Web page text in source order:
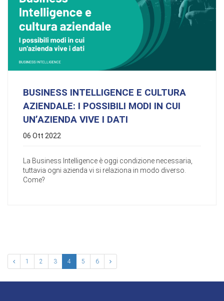
BUSINESS INTELLIGENCE E CULTURA
AZIENDALE: I POSSIBILI MODI IN CUI
UN’AZIENDA VIVE I DATI
06 Ott 2022
La Business Intelligence è oggi condizione necessaria,
tuttavia ogni azienda vi si relaziona in modo diverso.
Come?
1 2 3 4 5 6